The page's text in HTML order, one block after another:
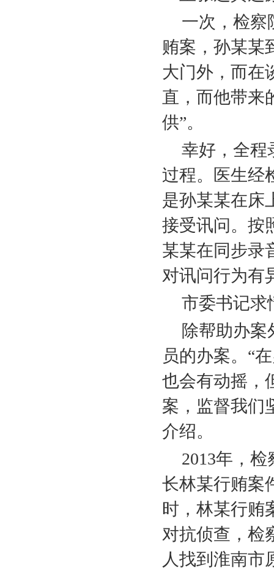
一次，检察
贿案，孙某某
大门外，而在
直，而他带来
供”。
幸好，全程
过程。医生经
是孙某某在床
接受讯问。按
某某在同步录
对讯问行为有
市委书记求
除帮助办案
员的办案。“
也会有动摇，
案，监督我们
介绍。
2013年，检
长林某行贿案
时，林某行贿
对抗侦查，检
人找到淮南市